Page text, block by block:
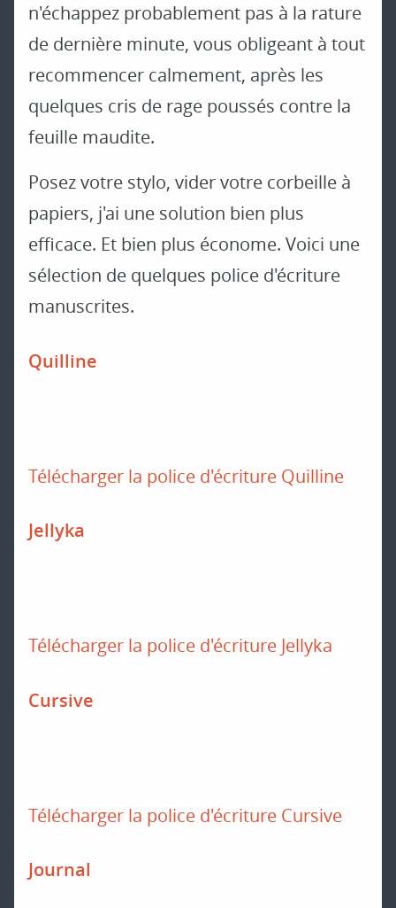
n'échappez probablement pas à la rature
de dernière minute, vous obligeant à tout
recommencer calmement, après les
quelques cris de rage poussés contre la
feuille maudite.
Posez votre stylo, vider votre corbeille à
papiers, j'ai une solution bien plus
efficace. Et bien plus économe. Voici une
sélection de quelques police d'écriture
manuscrites.
Quilline
Télécharger la police d'écriture Quilline
Jellyka
Télécharger la police d'écriture Jellyka
Cursive
Télécharger la police d'écriture Cursive
Journal